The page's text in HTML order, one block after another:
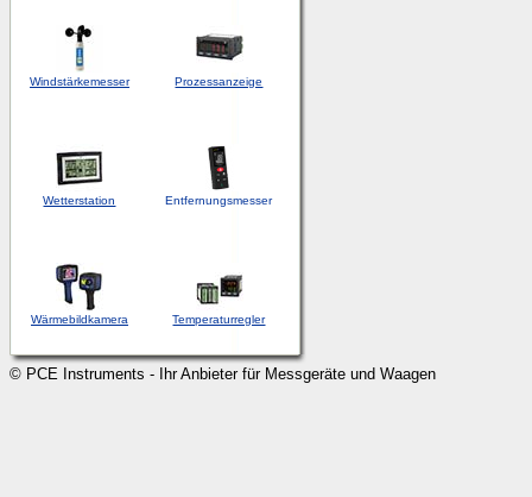
Windstärkemesser Prozessanzeige
Wetterstation Entfernungsmesser
Wärmebildkamera Temperaturregler
© PCE Instruments - Ihr Anbieter für Messgeräte und Waagen